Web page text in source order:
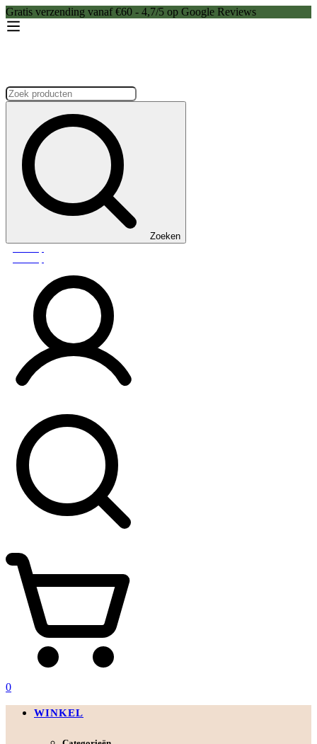
Gratis verzending vanaf €60 - 4,7/5 op Google Reviews
Zoeken:
Zoeken
0
WINKEL